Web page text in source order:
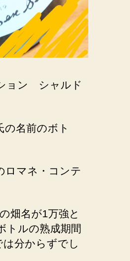
ョン シャルド
名前のボト
ロマネ・コンテ
畑名が1万強と
トルの熟成期間
分からずでし